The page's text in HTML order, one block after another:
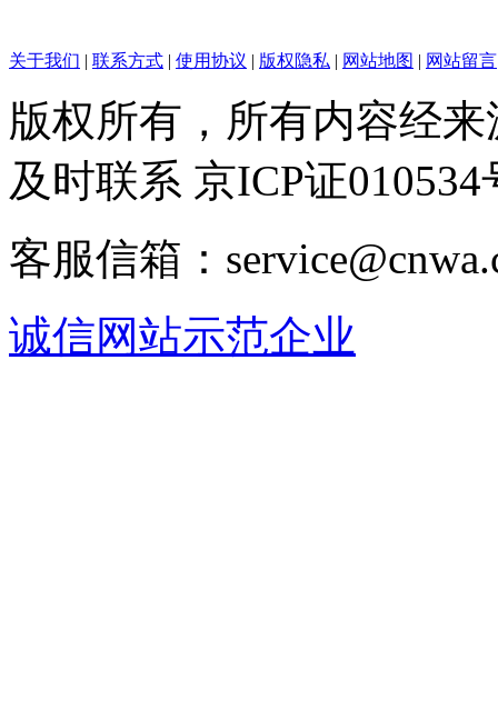
关于我们 | 联系方式 | 使用协议 | 版权隐私 | 网站地图 | 网站留言
版权所有，所有内容经
及时联系 京ICP证010534
客服信箱：
诚信网站示范企业